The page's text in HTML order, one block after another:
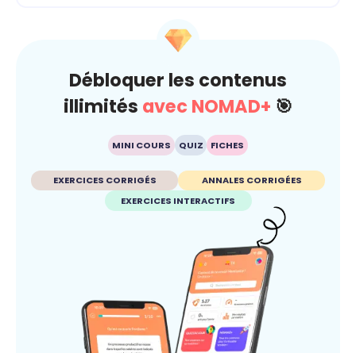
Débloquer les contenus
illimités avec NOMAD+ 🎯
MINI COURS QUIZ FICHES
EXERCICES CORRIGÉS
ANNALES CORRIGÉES
EXERCICES INTERACTIFS